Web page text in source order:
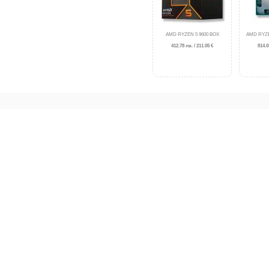
AMD RYZEN 5 9600 BOX
412.78 лв. / 211.05 €
AMD